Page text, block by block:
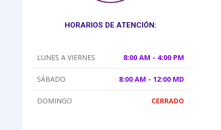
HORARIOS DE ATENCIÓN:
LUNES A VIERNES 8:00 AM - 4:00 PM
SÁBADO 8:00 AM - 12:00 MD
DOMINGO CERRADO